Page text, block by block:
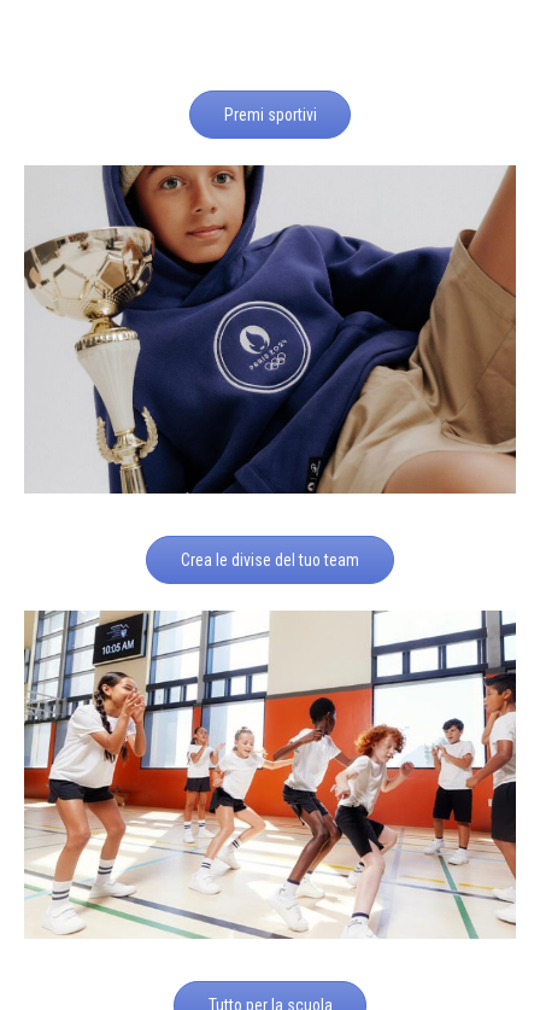
Premi sportivi
Crea le divise del tuo team
Tutto per la scuola